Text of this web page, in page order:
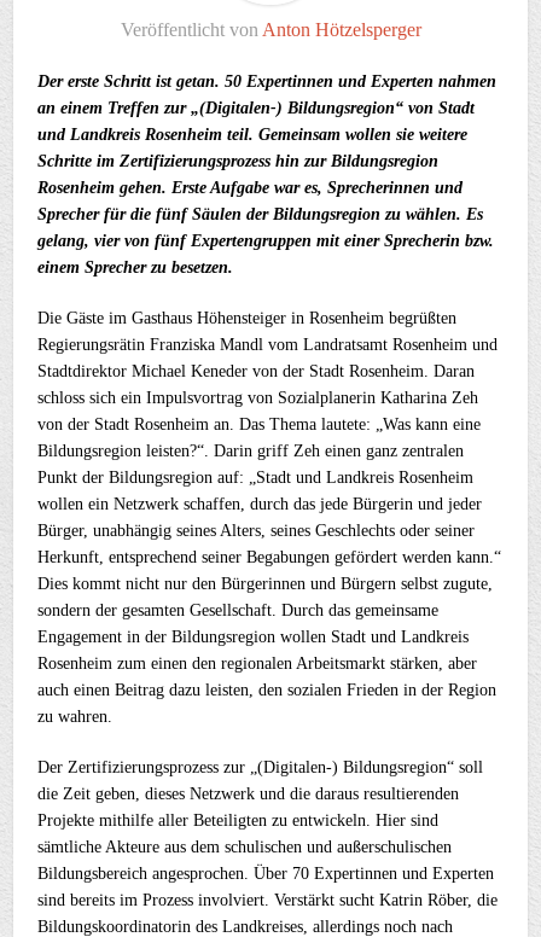
Veröffentlicht von Anton Hötzelsperger
Der erste Schritt ist getan. 50 Expertinnen und Experten nahmen
an einem Treffen zur „(Digitalen-) Bildungsregion“ von Stadt
und Landkreis Rosenheim teil. Gemeinsam wollen sie weitere
Schritte im Zertifizierungsprozess hin zur Bildungsregion
Rosenheim gehen. Erste Aufgabe war es, Sprecherinnen und
Sprecher für die fünf Säulen der Bildungsregion zu wählen. Es
gelang, vier von fünf Expertengruppen mit einer Sprecherin bzw.
einem Sprecher zu besetzen.
Die Gäste im Gasthaus Höhensteiger in Rosenheim begrüßten
Regierungsrätin Franziska Mandl vom Landratsamt Rosenheim und
Stadtdirektor Michael Keneder von der Stadt Rosenheim. Daran
schloss sich ein Impulsvortrag von Sozialplanerin Katharina Zeh
von der Stadt Rosenheim an. Das Thema lautete: „Was kann eine
Bildungsregion leisten?“. Darin griff Zeh einen ganz zentralen
Punkt der Bildungsregion auf: „Stadt und Landkreis Rosenheim
wollen ein Netzwerk schaffen, durch das jede Bürgerin und jeder
Bürger, unabhängig seines Alters, seines Geschlechts oder seiner
Herkunft, entsprechend seiner Begabungen gefördert werden kann.“
Dies kommt nicht nur den Bürgerinnen und Bürgern selbst zugute,
sondern der gesamten Gesellschaft. Durch das gemeinsame
Engagement in der Bildungsregion wollen Stadt und Landkreis
Rosenheim zum einen den regionalen Arbeitsmarkt stärken, aber
auch einen Beitrag dazu leisten, den sozialen Frieden in der Region
zu wahren.
Der Zertifizierungsprozess zur „(Digitalen-) Bildungsregion“ soll
die Zeit geben, dieses Netzwerk und die daraus resultierenden
Projekte mithilfe aller Beteiligten zu entwickeln. Hier sind
sämtliche Akteure aus dem schulischen und außerschulischen
Bildungsbereich angesprochen. Über 70 Expertinnen und Experten
sind bereits im Prozess involviert. Verstärkt sucht Katrin Röber, die
Bildungskoordinatorin des Landkreises, allerdings noch nach